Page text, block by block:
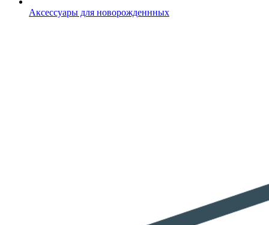
Аксессуары для новорожденнных